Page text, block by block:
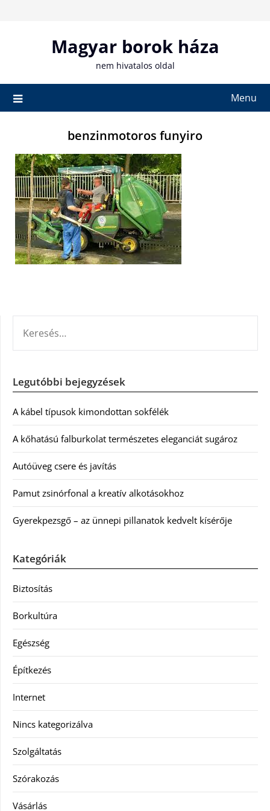
Magyar borok háza
nem hivatalos oldal
Menu
benzinmotoros funyiro
Legutóbbi bejegyzések
A kábel típusok kimondottan sokfélék
A kőhatású falburkolat természetes eleganciát sugároz
Autóüveg csere és javítás
Pamut zsinórfonal a kreatív alkotásokhoz
Gyerekpezsgő – az ünnepi pillanatok kedvelt kísérője
Kategóriák
Biztosítás
Borkultúra
Egészség
Építkezés
Internet
Nincs kategorizálva
Szolgáltatás
Szórakozás
Vásárlás